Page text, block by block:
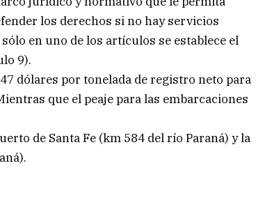
los derechos si no hay servicios
en uno de los artículos se establece el
9).
dólares por tonelada de registro neto para
que el peaje para las embarcaciones
de Santa Fe (km 584 del río Paraná) y la